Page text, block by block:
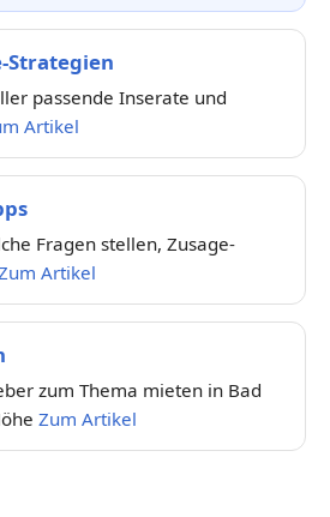
Strategien
passende Inserate und
Artikel
Fragen stellen, Zusage-
Artikel
zum Thema mieten in Bad
Zum Artikel